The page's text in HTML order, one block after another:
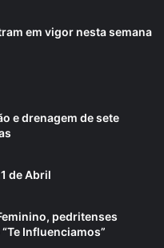
em vigor nesta semana
e drenagem de sete
de Abril
pedritenses
Influenciamos”